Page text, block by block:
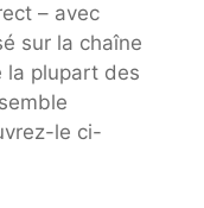
– avec
sur la chaîne
la plupart des
le ci-